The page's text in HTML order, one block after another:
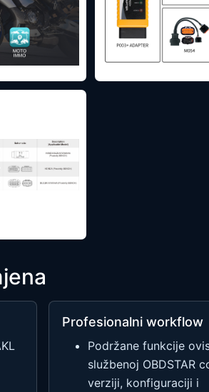
Profesionalni workflow
Podržane funkcije
službenoj OBDSTAR
verziji, konfiguraciji i